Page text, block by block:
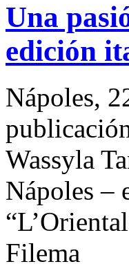
Una
edición
Nápoles,
Wassyla
Nápoles –
Filema